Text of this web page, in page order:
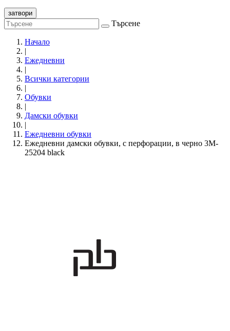
затвори
Търсене
Начало
|
Ежедневни
|
Всички категории
|
Обувки
|
Дамски обувки
|
Eжедневни обувки
Ежедневни дамски обувки, с перфорации, в черно 3M-
25204 black